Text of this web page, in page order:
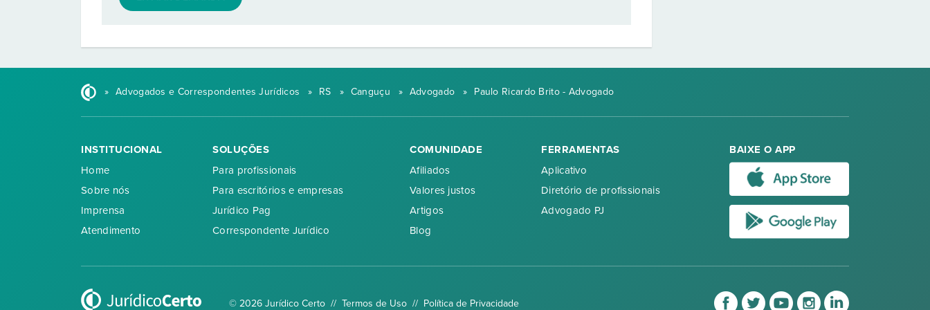
» Advogados e Correspondentes Jurídicos » RS » Canguçu » Advogado » Paulo Ricardo Brito - Advogado
INSTITUCIONAL
Home
Sobre nós
Imprensa
Atendimento
SOLUÇÕES
Para profissionais
Para escritórios e empresas
Jurídico Pag
Correspondente Jurídico
COMUNIDADE
Afiliados
Valores justos
Artigos
Blog
FERRAMENTAS
Aplicativo
Diretório de profissionais
Advogado PJ
BAIXE O APP
© 2026 Jurídico Certo // Termos de Uso// Política de Privacidade